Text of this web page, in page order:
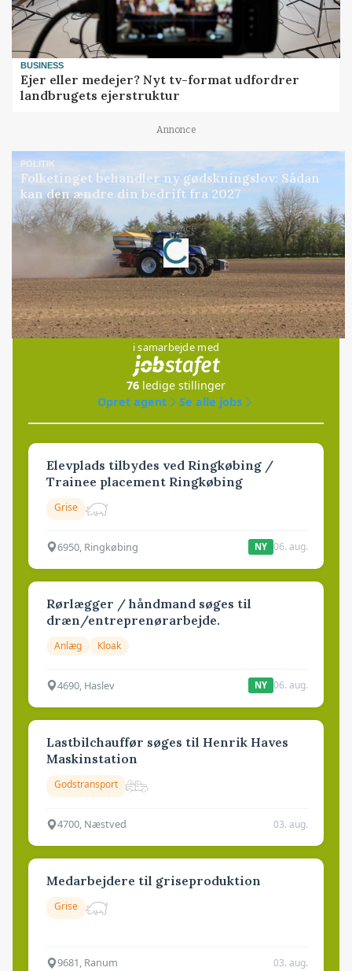
BUSINESS
Ejer eller medejer? Nyt tv-format udfordrer
landbrugets ejerstruktur
Annonce
POLITIK
Folketinget behandler ny gødskningslov: Sådan
kan den ændre din bedrift fra 2027
Annonce
Loading...
Jobs
i samarbejde med
76 ledige stillinger
Opret agent
Se alle jobs
Elevplads tilbydes ved Ringkøbing /
Trainee placement Ringkøbing
Grise
6950, Ringkøbing NY 06. aug.
Rørlægger / håndmand søges til
dræn/entreprenørarbejde.
Anlæg Kloak
4690, Haslev NY 06. aug.
Lastbilchauffør søges til Henrik Haves
Maskinstation
Godstransport
4700, Næstved 03. aug.
Medarbejdere til griseproduktion
Grise
9681, Ranum 03. aug.